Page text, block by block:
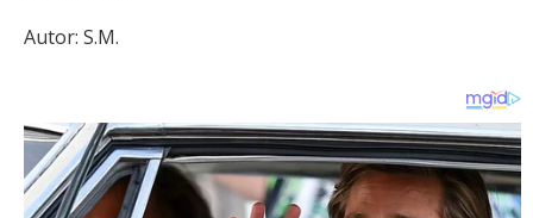
Autor: S.M.